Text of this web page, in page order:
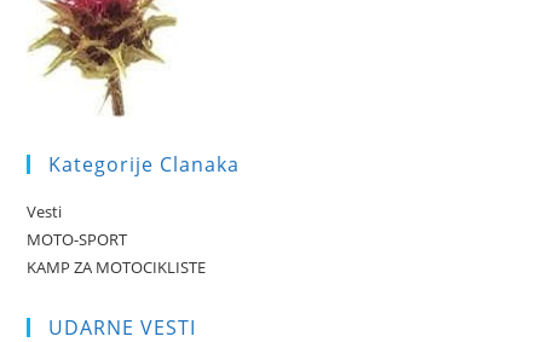
Kategorije Clanaka
Vesti
MOTO-SPORT
KAMP ZA MOTOCIKLISTE
UDARNE VESTI